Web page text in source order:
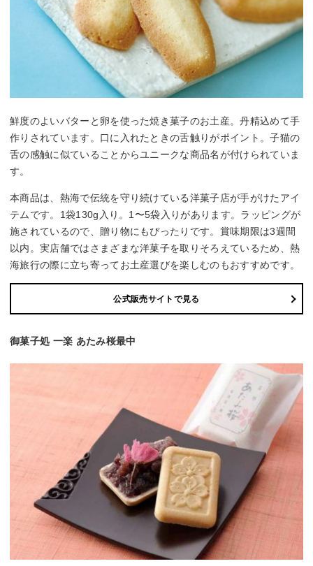
鮮度のよいバターと卵を使った焼き菓子のお土産。丹精込めて手
作りされています。口に入れたときの舌触りがポイント。子猫の
舌の感触に似ていることからユニークな商品名が付けられていま
す。
本商品は、熱海で伝統を守り続けている洋菓子店が手がけたアイ
テムです。1袋130g入り。1〜5袋入りがあります。ラッピングが
施されているので、贈り物にもぴったりです。賞味期限は3週間
以内。実店舗ではさまざまな洋菓子を取りそろえているため、熱
海旅行の際に立ち寄ってお土産選びを楽しむのもおすすめです。
公式販売サイトで見る
御菓子処 一楽 あたみ桜最中